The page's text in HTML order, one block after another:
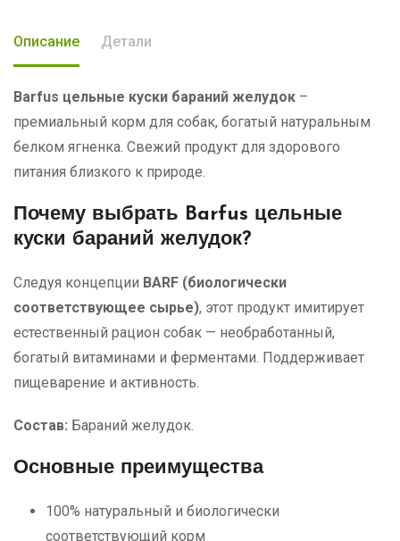
Описание Детали
Barfus цельные куски бараний желудок –
премиальный корм для собак, богатый натуральным
белком ягненка. Свежий продукт для здорового
питания близкого к природе.
Почему выбрать Barfus цельные
куски бараний желудок?
Следуя концепции BARF (биологически
соответствующее сырье), этот продукт имитирует
естественный рацион собак — необработанный,
богатый витаминами и ферментами. Поддерживает
пищеварение и активность.
Состав: Бараний желудок.
Основные преимущества
100% натуральный и биологически
соответствующий корм